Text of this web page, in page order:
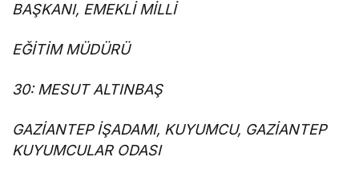
BAŞKANI, EMEKLİ MİLLİ
EĞİTİM MÜDÜRÜ
30: MESUT ALTINBAŞ
GAZİANTEP İŞADAMI, KUYUMCU, GAZİANTEP
KUYUMCULAR ODASI